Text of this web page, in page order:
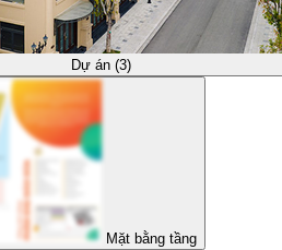
Dự án (3)
Mặt bằng tầng